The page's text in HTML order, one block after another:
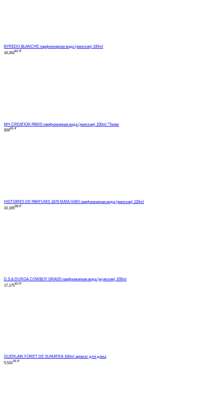
BYREDO BLANCHE парфюмерная вода (женские) 100ml
16,26282 ₽
MH CREATION PARIS парфюмерная вода (женские) 100ml *Tester
92945 ₽
HISTOIRES DE PARFUMS 1876 MATA HARI парфюмерная вода (женские) 120ml
10,16598 ₽
D.S.& DURGA COWBOY GRASS парфюмерная вода (мужские) 100ml
17,17540 ₽
GUERLAIN FORET DE SUMATRA 100ml аромат для дома
5,53136 ₽